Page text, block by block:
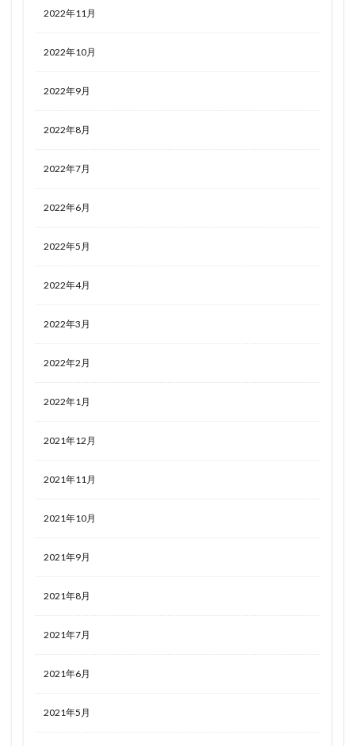
2022年11月
2022年10月
2022年9月
2022年8月
2022年7月
2022年6月
2022年5月
2022年4月
2022年3月
2022年2月
2022年1月
2021年12月
2021年11月
2021年10月
2021年9月
2021年8月
2021年7月
2021年6月
2021年5月